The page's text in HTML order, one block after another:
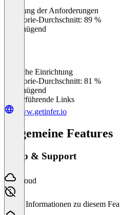
Erfüllung der Anforderungen
Kategorie-Durchschnitt: 89 %
Ungenügend
Einfache Einrichtung
Kategorie-Durchschnitt: 81 %
Ungenügend
Weiterführende Links
www.getinfer.io
Allgemeine Features
Setup & Support
Cloud
Keine Informationen zu diesem